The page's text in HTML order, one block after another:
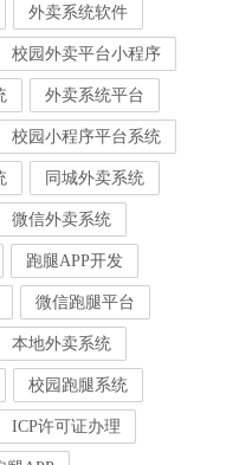
外卖系统软件
校园外卖平台小程序
外卖系统平台
校园小程序平台系统
同城外卖系统
微信外卖系统
跑腿APP开发
微信跑腿平台
本地外卖系统
校园跑腿系统
ICP许可证办理